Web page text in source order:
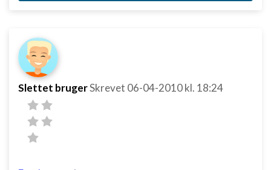
Slettet brugerSkrevet 06-04-2010kl. 18:24